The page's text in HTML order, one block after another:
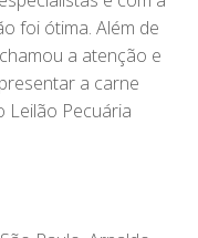
foi ótima. Além de
a atenção e
a carne
Leilão Pecuária